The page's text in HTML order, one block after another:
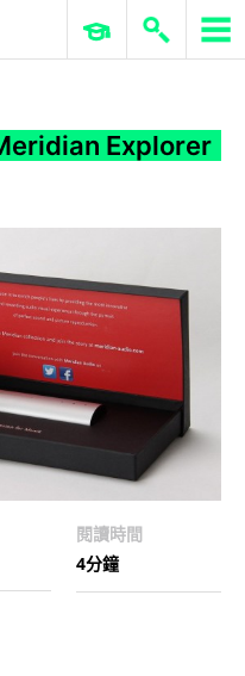
ERP 與商業 AI
Explorer
閱讀時間
4分鐘